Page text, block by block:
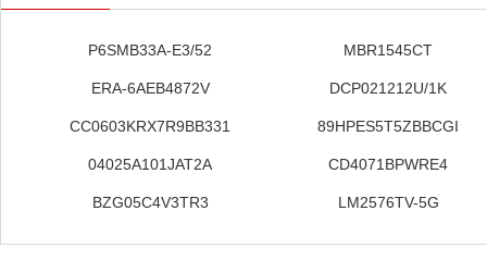
P6SMB33A-E3/52 MBR1545CT
ERA-6AEB4872V DCP021212U/1K
CC0603KRX7R9BB331 89HPES5T5ZBBCGI
04025A101JAT2A CD4071BPWRE4
BZG05C4V3TR3 LM2576TV-5G